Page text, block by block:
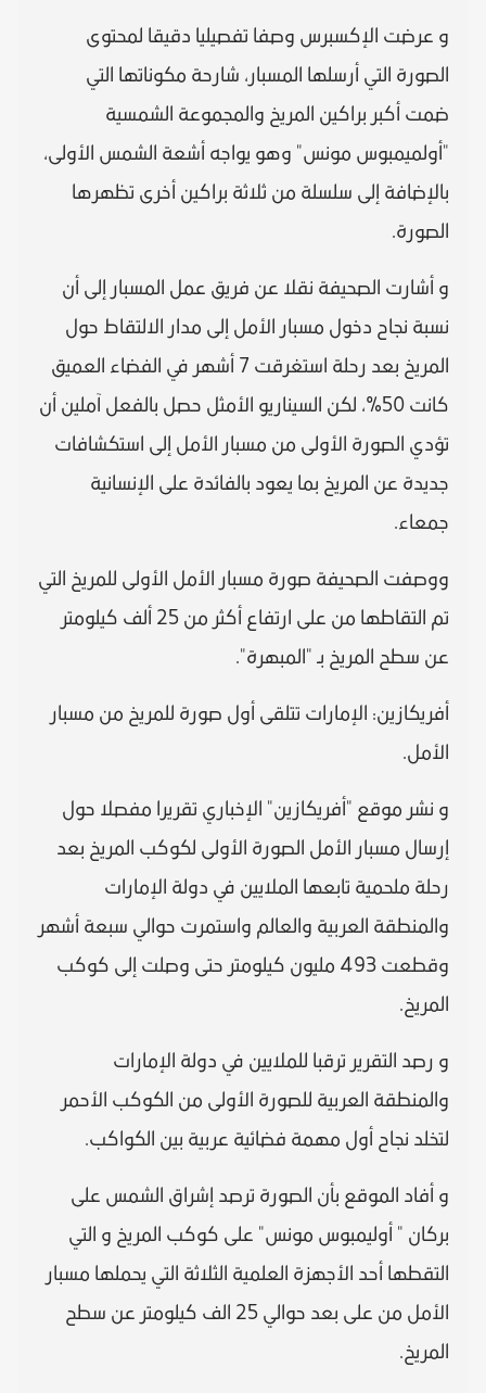
و عرضت الإكسبرس وصفا تفصيليا دقيقا لمحتوى
الصورة التي أرسلها المسبار، شارحة مكوناتها التي
ضمت أكبر براكين المريخ والمجموعة الشمسية
"أولميمبوس مونس" وهو يواجه أشعة الشمس الأولى،
بالإضافة إلى سلسلة من ثلاثة براكين أخرى تظهرها
الصورة.
و أشارت الصحيفة نقلا عن فريق عمل المسبار إلى أن
نسبة نجاح دخول مسبار الأمل إلى مدار الالتقاط حول
المريخ بعد رحلة استغرقت 7 أشهر في الفضاء العميق
كانت 50%، لكن السيناريو الأمثل حصل بالفعل آملين أن
تؤدي الصورة الأولى من مسبار الأمل إلى استكشافات
جديدة عن المريخ بما يعود بالفائدة على الإنسانية
جمعاء.
ووصفت الصحيفة صورة مسبار الأمل الأولى للمريخ التي
تم التقاطها من على ارتفاع أكثر من 25 ألف كيلومتر
عن سطح المريخ بـ "المبهرة".
أفريكازين: الإمارات تتلقى أول صورة للمريخ من مسبار
الأمل.
و نشر موقع "أفريكازين" الإخباري تقريرا مفصلا حول
إرسال مسبار الأمل الصورة الأولى لكوكب المريخ بعد
رحلة ملحمية تابعها الملايين في دولة الإمارات
والمنطقة العربية والعالم واستمرت حوالي سبعة أشهر
وقطعت 493 مليون كيلومتر حتى وصلت إلى كوكب
المريخ.
و رصد التقرير ترقبا للملايين في دولة الإمارات
والمنطقة العربية للصورة الأولى من الكوكب الأحمر
لتخلد نجاح أول مهمة فضائية عربية بين الكواكب.
و أفاد الموقع بأن الصورة ترصد إشراق الشمس على
بركان " أوليمبوس مونس" على كوكب المريخ و التي
التقطها أحد الأجهزة العلمية الثلاثة التي يحملها مسبار
الأمل من على بعد حوالي 25 الف كيلومتر عن سطح
المريخ.